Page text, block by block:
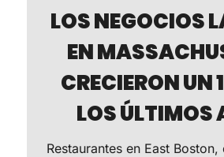
LOS NEGOCIOS
EN
CRECIERON UN
LOS ÚLTIMOS
Restaurantes en East